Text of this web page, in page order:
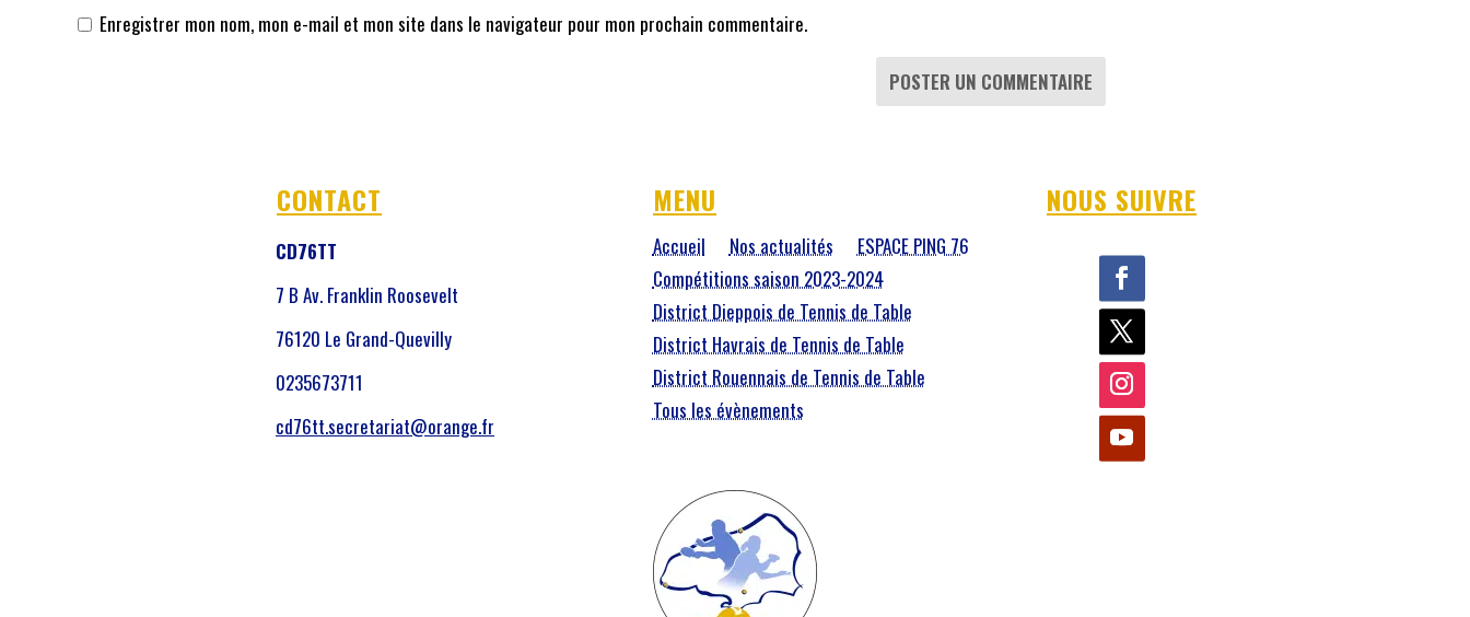
Enregistrer mon nom, mon e-mail et mon site dans le navigateur pour mon prochain commentaire.
CONTACT
CD76TT
7 B Av. Franklin Roosevelt
76120 Le Grand-Quevilly
0235673711
cd76tt.secretariat@orange.fr
MENU
Accueil Nos actualités
ESPACE PING 76
Compétitions saison 2023-2024
District Dieppois de Tennis de Table
District Havrais de Tennis de Table
District Rouennais de Tennis de Table
Tous les évènements
NOUS SUIVRE